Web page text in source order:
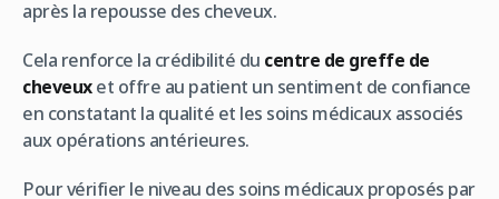
après la repousse des cheveux.
Cela renforce la crédibilité du centre de greffe de
cheveuxet offre au patient un sentiment de confiance
en constatant la qualité et les soins médicaux associés
aux opérations antérieures.
Pour vérifier le niveau des soins médicaux proposés par